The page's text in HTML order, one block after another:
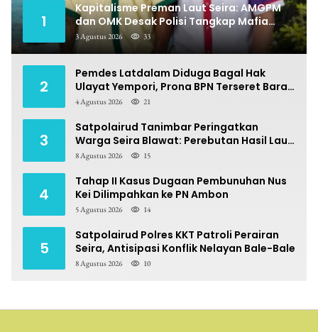
1
Kapitalisme Preman Laut Seira: AMGPM
dan OMK Desak Polisi Tangkap Mafia
Pungli
3 Agustus 2026 33
2
Pemdes Latdalam Diduga Bagal Hak
Ulayat Yempori, Prona BPN Terseret Bara
Sengketa
4 Agustus 2026 21
3
Satpolairud Tanimbar Peringatkan
Warga Seira Blawat: Perebutan Hasil Laut
Berpotensi Pidana
8 Agustus 2026 15
4
Tahap II Kasus Dugaan Pembunuhan Nus
Kei Dilimpahkan ke PN Ambon
5 Agustus 2026 14
5
Satpolairud Polres KKT Patroli Perairan
Seira, Antisipasi Konflik Nelayan Bale-Bale
8 Agustus 2026 10